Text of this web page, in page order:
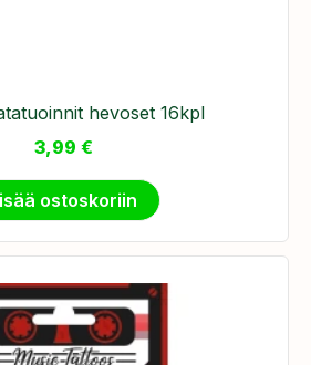
hevoset 16kpl
3,99 €
ostoskoriin